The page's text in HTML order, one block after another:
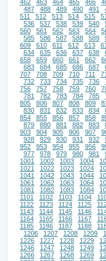
462
463 464 465 466
487
488 489 490 491
511
512 513 514 515
536
537 538 539 540
560
561 562 563 564
585
586 587 588 589
609
610 611 612 613
634
635 636 637 638
658
659 660 661 662
683
684 685 686 687
707
708 709 710 711
732
733 734 735 736
756
757 758 759 760
781
782 783 784 785
805
806 807 808 809
830
831 832 833 834
854
855 856 857 858
879
880 881 882 883
903
904 905 906 907
928
929 930 931 932
952
953 954 955 956
977
978 979 980 981
1001
1002 1003 1004
1021
1022 1023 1024
1041
1042 1043 1044
1061
1062 1063 1064
1081
1082 1083 1084
1101
1102 1103 1104
1122
1123 1124 1125
1143
1144 1145 1146
1164
1165 1166 1167
1185
1186 1187 1188
1206
1207 1208 1209
1226
1227 1228 1229
1246
1247 1248 1249
1266
1267 1268 1269